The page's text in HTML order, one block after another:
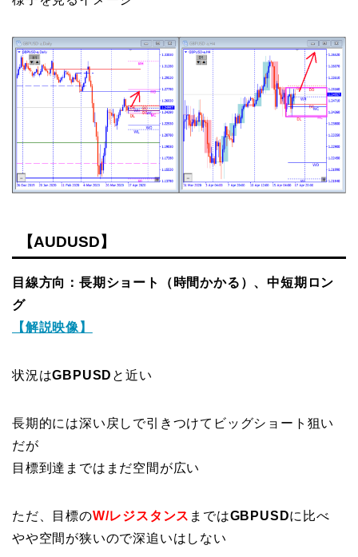
【AUDUSD】
目線方向：長期ショート（時間かかる）、中短期ロン
グ
【解説映像】
状況はGBPUSD と近い
長期的には深い戻しで引きつけてビッグショート狙い
だが
目標到達まではまだ空間が広い
ただ、目標のW/レジスタンス まではGBPUSDに比べ
やや空間が狭いので深追いはしない